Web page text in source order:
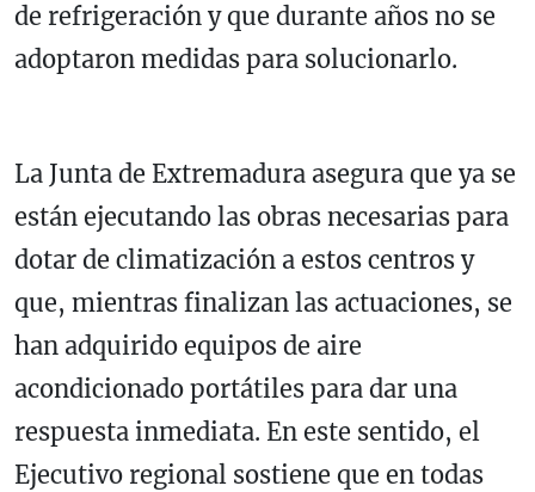
de refrigeración y que durante años no se
adoptaron medidas para solucionarlo.
La Junta de Extremadura asegura que ya se
están ejecutando las obras necesarias para
dotar de climatización a estos centros y
que, mientras finalizan las actuaciones, se
han adquirido equipos de aire
acondicionado portátiles para dar una
respuesta inmediata. En este sentido, el
Ejecutivo regional sostiene que en todas